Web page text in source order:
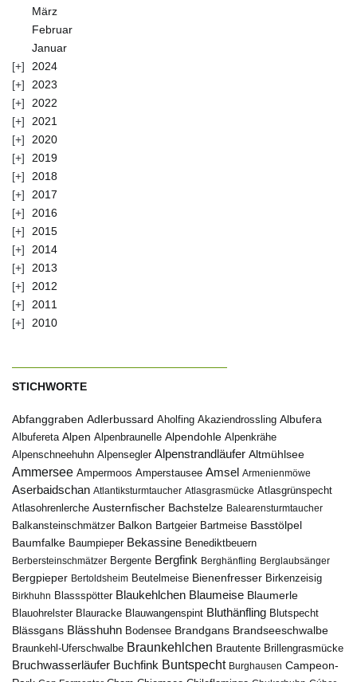
März
Februar
Januar
2024
2023
2022
2021
2020
2019
2018
2017
2016
2015
2014
2013
2012
2011
2010
STICHWORTE
Abfanggraben Adlerbussard Aholfing Akaziendrossling Albufera
Albufereta Alpen Alpenbraunelle Alpendohle Alpenkrähe
Alpenschneehuhn Alpensegler Alpenstrandläufer Altmühlsee
Ammersee Ampermoos Amperstausee Amsel Armenienmöwe
Aserbaidschan Atlantiksturmtaucher Atlasgrasmücke Atlasgrünspecht
Atlasohrenlerche Austernfischer Bachstelze Balearensturmtaucher
Balkansteinschmätzer Balkon Bartgeier Bartmeise Basstölpel
Baumfalke Baumpieper Bekassine Benediktbeuern
Berbersteinschmätzer Bergente Bergfink Berghänfling Berglaubsänger
Bergpieper Bertoldsheim Beutelmeise Bienenfresser Birkenzeisig
Birkhuhn Blassspötter Blaukehlchen Blaumeise Blaumerle
Blauohrelster Blauracke Blauwangenspint Bluthänfling Blutspecht
Blässgans Blässhuhn Bodensee Brandgans Brandseeschwalbe
Braunkehl-Uferschwalbe Braunkehlchen Brautente Brillengrasmücke
Bruchwasserläufer Buchfink Buntspecht Burghausen Campeon-